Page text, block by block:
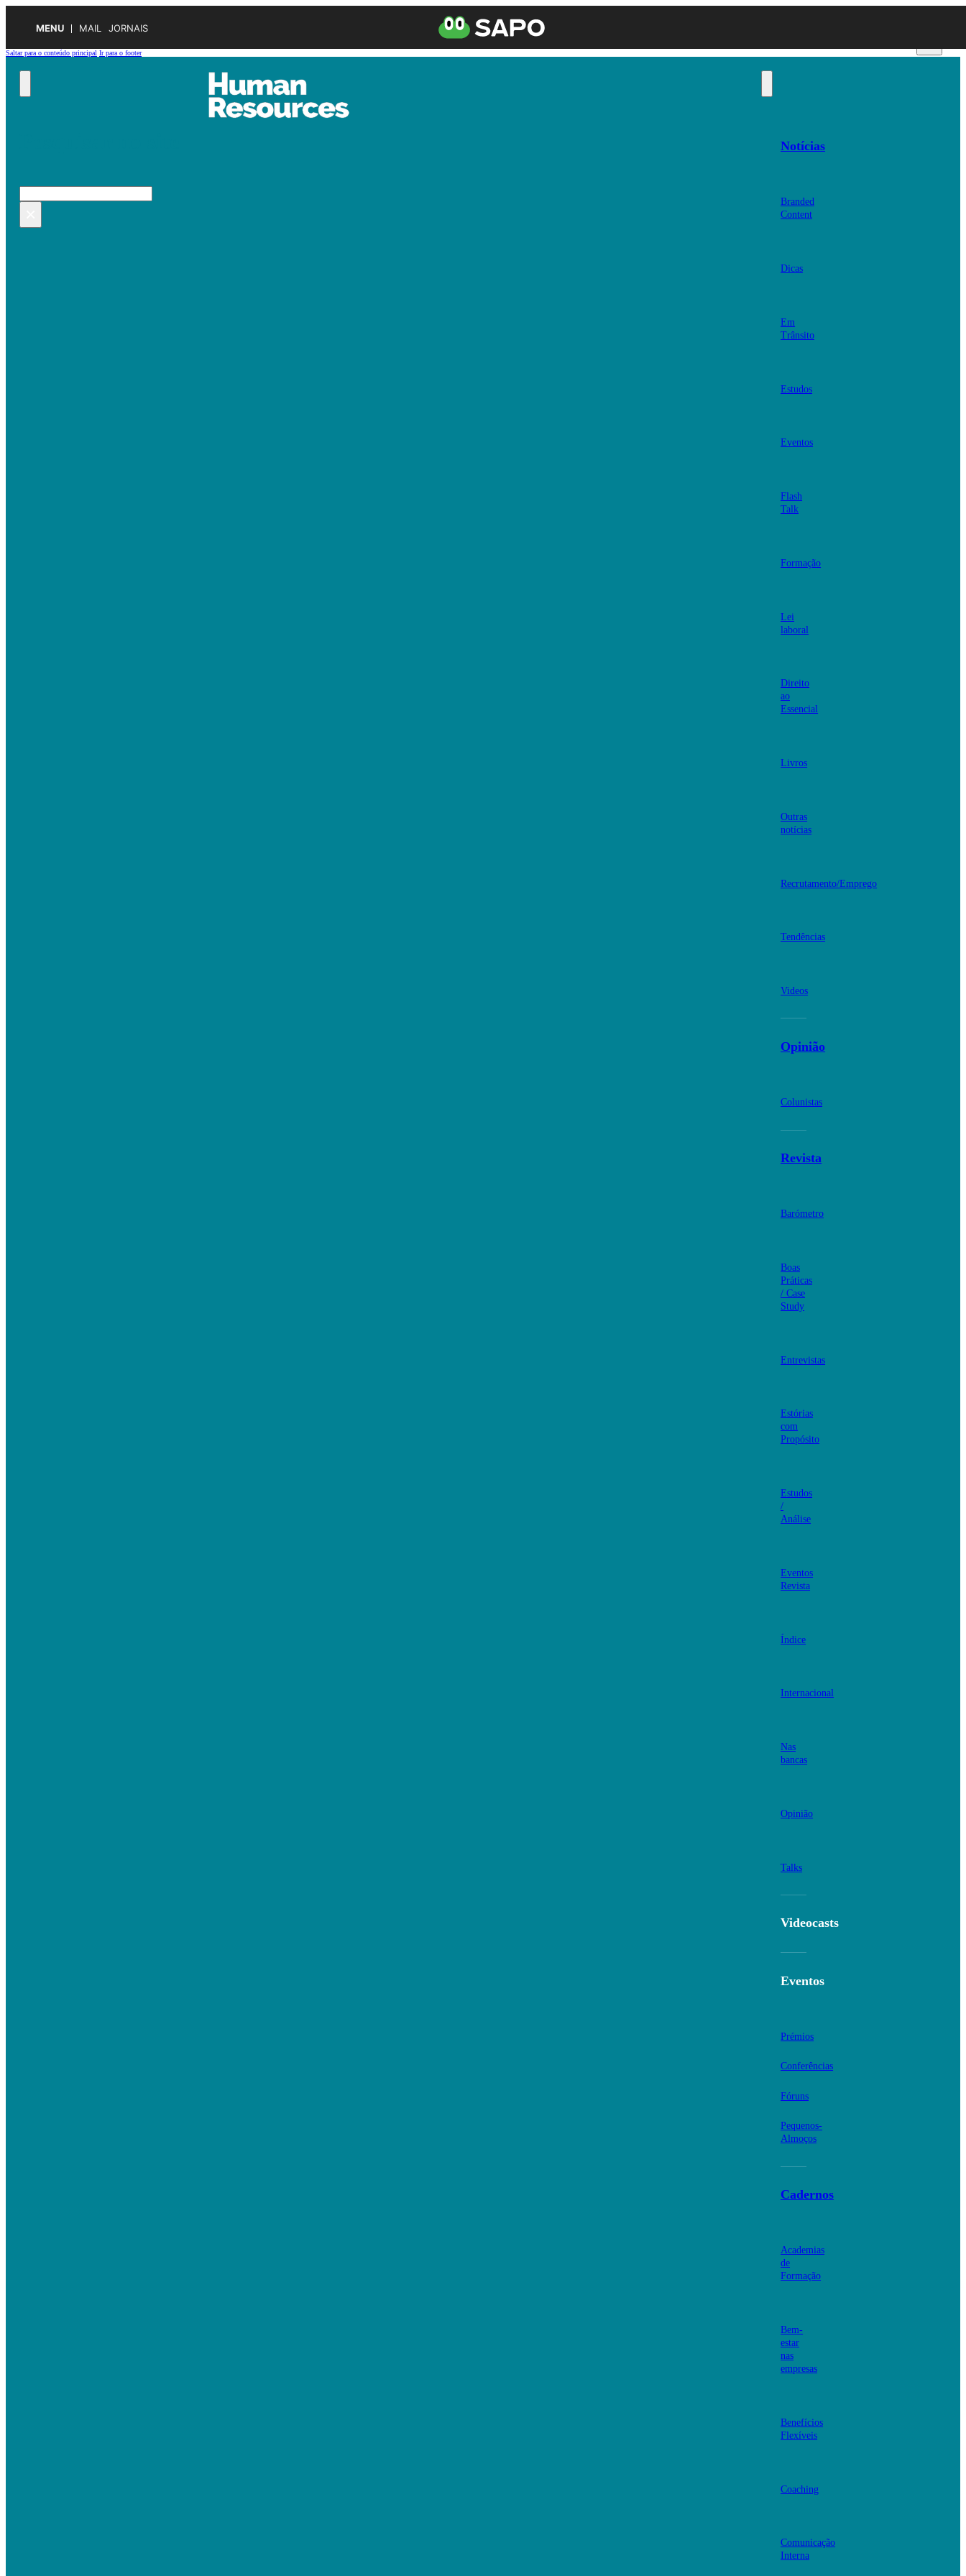
MENU MAIL JORNAIS
Saltar para o conteúdo principal Ir para o footer
Pesquisar
Notícias
Branded
Content
Dicas
Em
Trânsito
Estudos
Eventos
Flash
Talk
Formação
Lei
laboral
Direito
ao
Essencial
Livros
Outras
notícias
Recrutamento/Emprego
Tendências
Videos
Opinião
Colunistas
Revista
Barómetro
Boas
Práticas
/ Case
Study
Entrevistas
Estórias
com
Propósito
Estudos
/
Análise
Eventos
Revista
Índice
Internacional
Nas
bancas
Opinião
Talks
Videocasts
Eventos
Prémios
Conferências
Fóruns
Pequenos-
Almoços
Cadernos
Academias
de
Formação
Bem-
estar
nas
empresas
Benefícios
Flexíveis
Coaching
Comunicação
Interna